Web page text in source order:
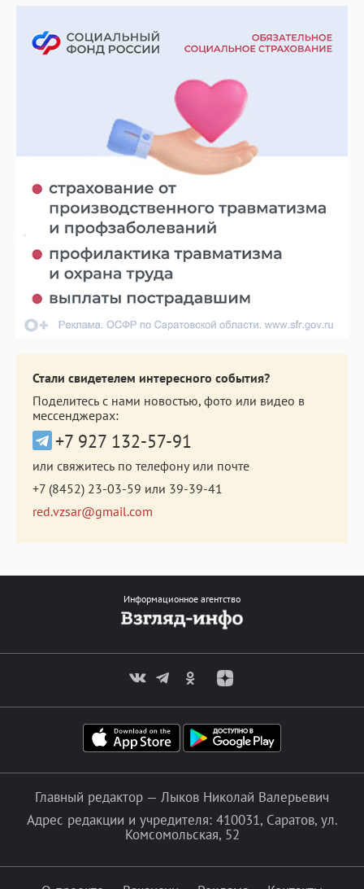
Стали свидетелем интересного события?
Поделитесь с нами новостью, фото или видео в
мессенджерах:
+7 927 132-57-91
или свяжитесь по телефону или почте
+7 (8452) 23-03-59 или 39-39-41
red.vzsar@gmail.com
Информационное агентство
Главный редактор — Лыков Николай Валерьевич
Адрес редакции и учредителя: 410031, Саратов, ул.
Комсомольская, 52